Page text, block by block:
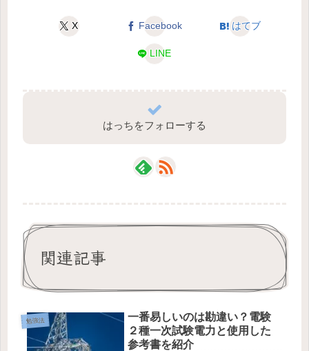
X Facebook はてブ
LINE
はっちをフォローする
関連記事
勉強法
一番易しいのは勘違い？電験
２種一次試験電力と使用した
参考書を紹介